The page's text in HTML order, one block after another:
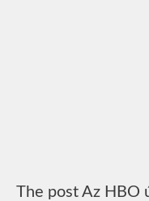
The post Az HBO